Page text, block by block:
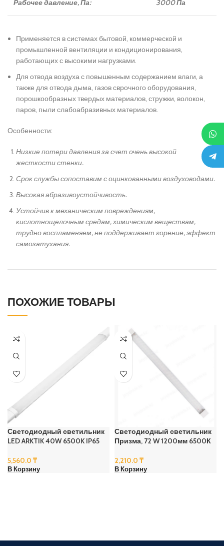
Рабочее давление, Па: 3000 Па
Применяется в системах бытовой, коммерческой и
промышленной вентиляции и кондиционирования,
работающих с высокими нагрузками.
Для отвода воздуха с повышенным содержанием влаги, а
также для отвода дыма, газов сврочного оборудования,
порошкообразных твердых материалов, стружки, волокон,
паров, пыли слабоабразивных материалов.
Особенности:
Низкие потери давления за счет очень высокой
жесткости стенки.
Срок службы сопоставим с оцинкованными воздуховодами.
Высокая абразивоустойчивость.
Устойчив к механическим повреждениям,
кислотнощелочным средам, химическим веществам,
трудно воспламеняем, не поддерживает горение, эффект
самозатухания.
ПОХОЖИЕ ТОВАРЫ
Светодиодный светильник
LED ARKTIK 40W 6500K IP65
5,560.0 ₸
В Корзину
Светодиодный светильник
Призма, 72 W 1200мм 6500К
2,210.0 ₸
В Корзину